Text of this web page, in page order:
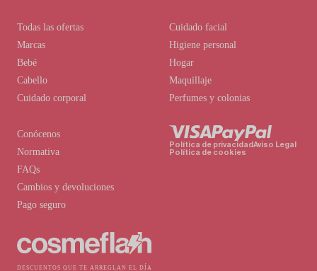
DESCUENTOS QUE TE ARREGLAN EL DÍA
Conócenos
Normativa
FAQs
Cambios y devoluciones
Pago seguro
Todas las ofertas
Marcas
Bebé
Cabello
Cuidado corporal
Cuidado facial
Higiene personal
Hogar
Maquillaje
Perfumes y colonias
Política de privacidadAviso Legal
Política de cookies